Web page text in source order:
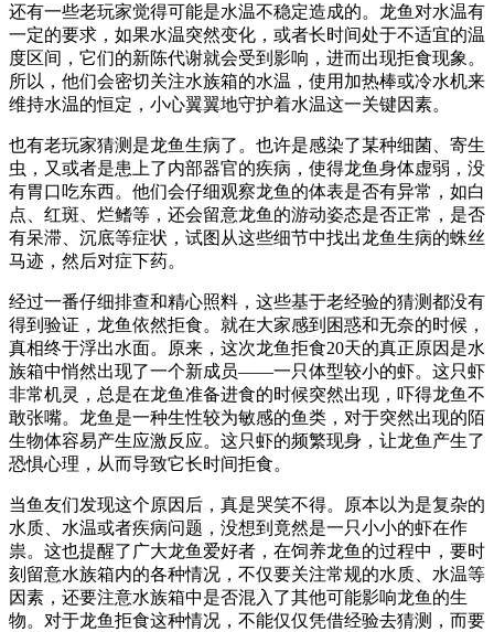
还有一些老玩家觉得可能是水温不稳定造成的。龙鱼对水温有
一定的要求，如果水温突然变化，或者长时间处于不适宜的温
度区间，它们的新陈代谢就会受到影响，进而出现拒食现象。
所以，他们会密切关注水族箱的水温，使用加热棒或冷水机来
维持水温的恒定，小心翼翼地守护着水温这一关键因素。
也有老玩家猜测是龙鱼生病了。也许是感染了某种细菌、寄生
虫，又或者是患上了内部器官的疾病，使得龙鱼身体虚弱，没
有胃口吃东西。他们会仔细观察龙鱼的体表是否有异常，如白
点、红斑、烂鳍等，还会留意龙鱼的游动姿态是否正常，是否
有呆滞、沉底等症状，试图从这些细节中找出龙鱼生病的蛛丝
马迹，然后对症下药。
经过一番仔细排查和精心照料，这些基于老经验的猜测都没有
得到验证，龙鱼依然拒食。就在大家感到困惑和无奈的时候，
真相终于浮出水面。原来，这次龙鱼拒食20天的真正原因是水
族箱中悄然出现了一个新成员——一只体型较小的虾。这只虾
非常机灵，总是在龙鱼准备进食的时候突然出现，吓得龙鱼不
敢张嘴。龙鱼是一种生性较为敏感的鱼类，对于突然出现的陌
生物体容易产生应激反应。这只虾的频繁现身，让龙鱼产生了
恐惧心理，从而导致它长时间拒食。
当鱼友们发现这个原因后，真是哭笑不得。原本以为是复杂的
水质、水温或者疾病问题，没想到竟然是一只小小的虾在作
祟。这也提醒了广大龙鱼爱好者，在饲养龙鱼的过程中，要时
刻留意水族箱内的各种情况，不仅要关注常规的水质、水温等
因素，还要注意水族箱中是否混入了其他可能影响龙鱼的生
物。对于龙鱼拒食这种情况，不能仅仅凭借经验去猜测，而要